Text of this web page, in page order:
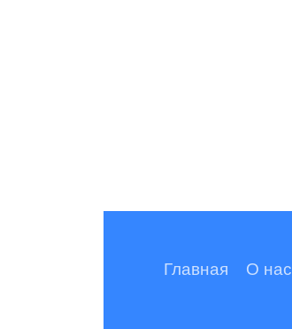
Главная О нас